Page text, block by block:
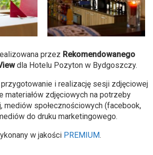
przez Rekomendowanego
dla Hotelu Pozyton w Bydgoszczy.
przygotowanie i realizację sesji zdjęciowej
materiałów zdjęciowych na potrzeby
mediów społecznościowych (facebook,
do druku marketingowego.
w jakości PREMIUM.